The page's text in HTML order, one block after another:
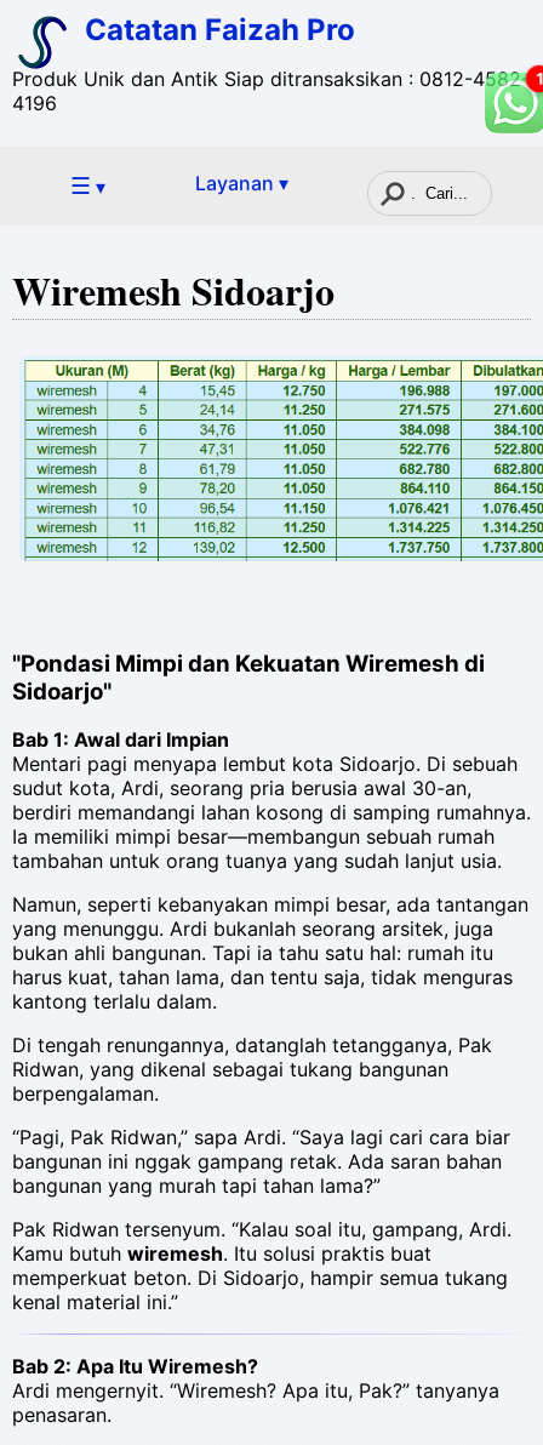
Catatan Faizah Pro
Produk Unik dan Antik Siap ditransaksikan : 0812-4582-
4196
☰ ▾ Layanan ▾
Wiremesh Sidoarjo
"Pondasi Mimpi dan Kekuatan Wiremesh di
Sidoarjo"
Bab 1: Awal dari Impian
Mentari pagi menyapa lembut kota Sidoarjo. Di sebuah
sudut kota, Ardi, seorang pria berusia awal 30-an,
berdiri memandangi lahan kosong di samping rumahnya.
Ia memiliki mimpi besar—membangun sebuah rumah
tambahan untuk orang tuanya yang sudah lanjut usia.
Namun, seperti kebanyakan mimpi besar, ada tantangan
yang menunggu. Ardi bukanlah seorang arsitek, juga
bukan ahli bangunan. Tapi ia tahu satu hal: rumah itu
harus kuat, tahan lama, dan tentu saja, tidak menguras
kantong terlalu dalam.
Di tengah renungannya, datanglah tetangganya, Pak
Ridwan, yang dikenal sebagai tukang bangunan
berpengalaman.
“Pagi, Pak Ridwan,” sapa Ardi. “Saya lagi cari cara biar
bangunan ini nggak gampang retak. Ada saran bahan
bangunan yang murah tapi tahan lama?”
Pak Ridwan tersenyum. “Kalau soal itu, gampang, Ardi.
Kamu butuh wiremesh. Itu solusi praktis buat
memperkuat beton. Di Sidoarjo, hampir semua tukang
kenal material ini.”
Bab 2: Apa Itu Wiremesh?
Ardi mengernyit. “Wiremesh? Apa itu, Pak?” tanyanya
penasaran.
1